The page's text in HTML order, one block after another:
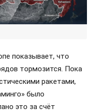
показывает, что
тормозится. Пока
ракетами,
было
это за счёт